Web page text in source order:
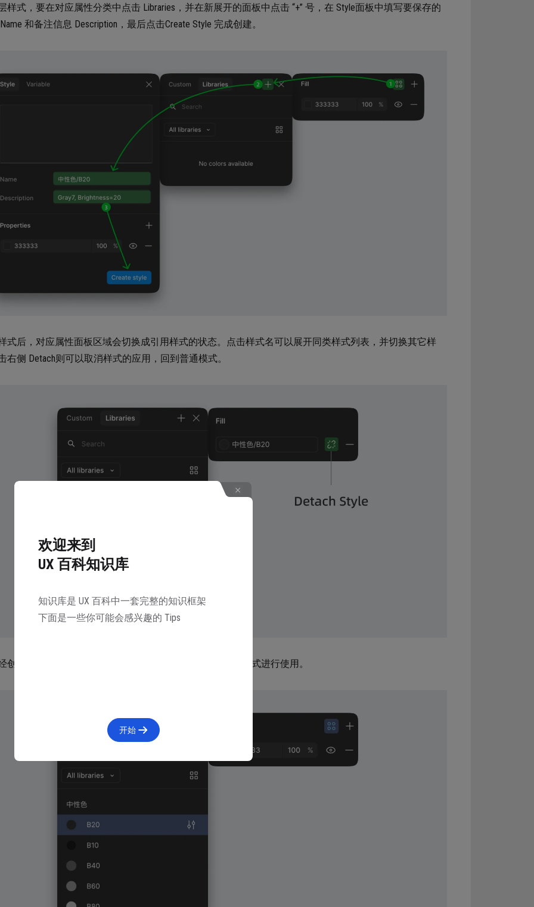
样式，要在对应属性分类中点击 Libraries，并在新展开的面板中点击 “+” 号，在 Style面板中填写要保存的
和备注信息 Description，最后点击Create Style 完成创建。
式后，对应属性面板区域会切换成引用样式的状态。点击样式名可以展开同类样式列表，并切换其它样
右侧 Detach则可以取消样式的应用，回到普通模式。
创建过样式，也可以直接在 Libraries面板下选择你想要的样式进行使用。
欢迎来到
UX 百科知识库
知识库是 UX 百科中一套完整的知识框架
下面是一些你可能会感兴趣的 Tips
开始